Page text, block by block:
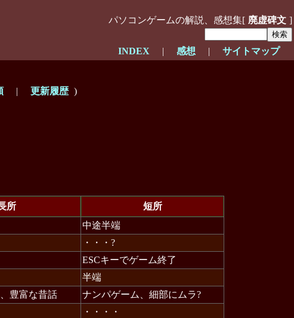
パソコンゲームの解説、感想集[ 廃虚碑文 ]
INDEX | 感想 | サイトマップ
| 更新履歴 )
所
短所
中途半端
・・・?
ESCキーでゲーム終了
半端
豊富な昔話
ナンパゲーム、細部にムラ?
・・・・